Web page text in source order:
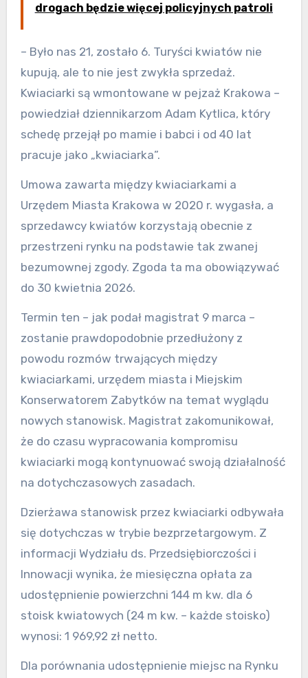
drogach będzie więcej policyjnych patroli
– Było nas 21, zostało 6. Turyści kwiatów nie
kupują, ale to nie jest zwykła sprzedaż.
Kwiaciarki są wmontowane w pejzaż Krakowa –
powiedział dziennikarzom Adam Kytlica, który
schedę przejął po mamie i babci i od 40 lat
pracuje jako „kwiaciarka”.
Umowa zawarta między kwiaciarkami a
Urzędem Miasta Krakowa w 2020 r. wygasła, a
sprzedawcy kwiatów korzystają obecnie z
przestrzeni rynku na podstawie tak zwanej
bezumownej zgody. Zgoda ta ma obowiązywać
do 30 kwietnia 2026.
Termin ten – jak podał magistrat 9 marca –
zostanie prawdopodobnie przedłużony z
powodu rozmów trwających między
kwiaciarkami, urzędem miasta i Miejskim
Konserwatorem Zabytków na temat wyglądu
nowych stanowisk. Magistrat zakomunikował,
że do czasu wypracowania kompromisu
kwiaciarki mogą kontynuować swoją działalność
na dotychczasowych zasadach.
Dzierżawa stanowisk przez kwiaciarki odbywała
się dotychczas w trybie bezprzetargowym. Z
informacji Wydziału ds. Przedsiębiorczości i
Innowacji wynika, że miesięczna opłata za
udostępnienie powierzchni 144 m kw. dla 6
stoisk kwiatowych (24 m kw. – każde stoisko)
wynosi: 1 969,92 zł netto.
Dla porównania udostępnienie miejsc na Rynku